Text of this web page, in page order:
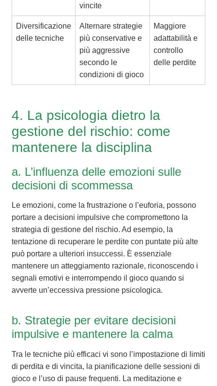
vincite
Diversificazione
delle tecniche
Alternare strategie
più conservative e
più aggressive
secondo le
condizioni di gioco
Maggiore
adattabilità e
controllo
delle perdite
4. La psicologia dietro la
gestione del rischio: come
mantenere la disciplina
a. L’influenza delle emozioni sulle
decisioni di scommessa
Le emozioni, come la frustrazione o l’euforia, possono
portare a decisioni impulsive che compromettono la
strategia di gestione del rischio. Ad esempio, la
tentazione di recuperare le perdite con puntate più alte
può portare a ulteriori insuccessi. È essenziale
mantenere un atteggiamento razionale, riconoscendo i
segnali emotivi e interrompendo il gioco quando si
avverte un’eccessiva pressione psicologica.
b. Strategie per evitare decisioni
impulsive e mantenere la calma
Tra le tecniche più efficaci vi sono l’impostazione di limiti
di perdita e di vincita, la pianificazione delle sessioni di
gioco e l’uso di pause frequenti. La meditazione e